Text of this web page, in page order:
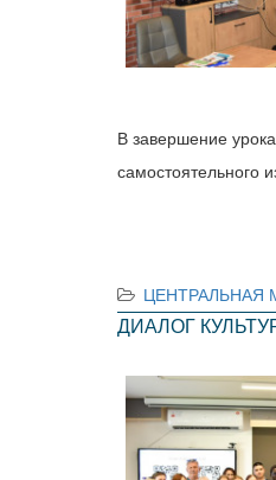
В завершение
самостоятельного
ЦЕНТРАЛЬНАЯ
ДИАЛОГ